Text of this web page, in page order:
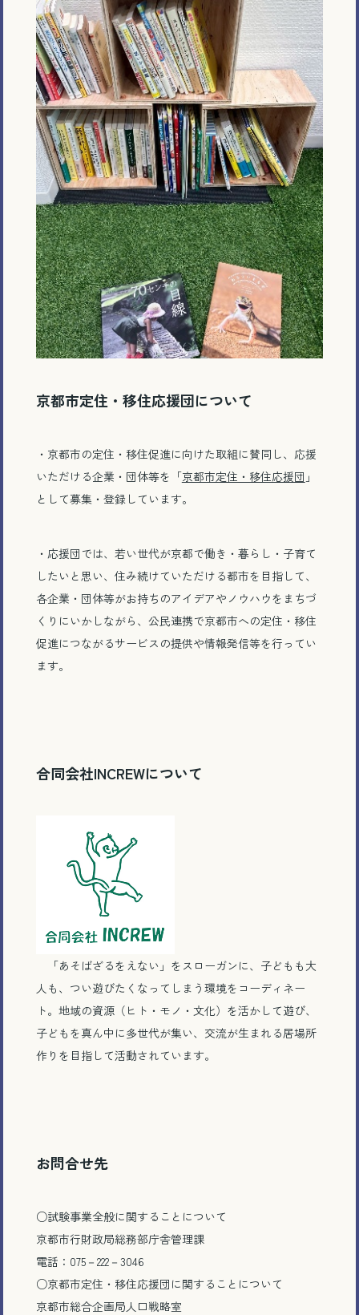
京都市定住・移住応援団について
・京都市の定住・移住促進に向けた取組に賛同し、応援
いただける企業・団体等を「京都市定住・移住応援団 」
として募集・登録しています。
・応援団では、若い世代が京都で働き・暮らし・子育て
したいと思い、住み続けていただける都市を目指して、
各企業・団体等がお持ちのアイデアやノウハウをまちづ
くりにいかしながら、公民連携で京都市への定住・移住
促進につながるサービスの提供や情報発信等を行ってい
ます。
合同会社INCREWについて
「あそばざるをえない」をスローガンに、子どもも大
人も、つい遊びたくなってしまう環境をコーディネー
ト。地域の資源（ヒト・モノ・文化）を活かして遊び、
子どもを真ん中に多世代が集い、交流が生まれる居場所
作りを目指して活動されています。
お問合せ先
○試験事業全般に関することについて
京都市行財政局総務部庁舎管理課
電話：075－222－3046
○京都市定住・移住応援団に関することについて
京都市総合企画局人口戦略室